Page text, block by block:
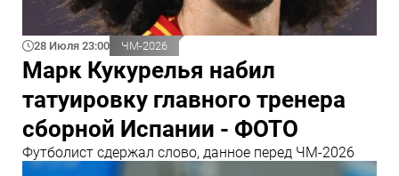
28 Июля 23:00 ЧМ-2026
Марк Кукурелья набил
татуировку главного тренера
сборной Испании - ФОТО
Футболист сдержал слово, данное перед ЧМ-2026